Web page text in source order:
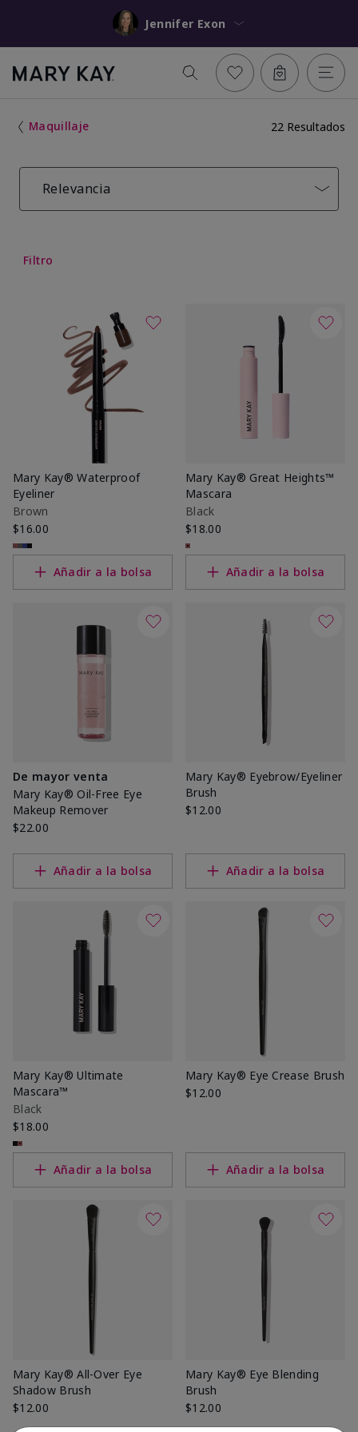
Jennifer Exon
Maquillaje 22 Resultados
Relevancia
Filtro
Mary Kay® Waterproof
Eyeliner
Brown
$16.00
Añadir a la bolsa
Mary Kay® Great Heights™
Mascara
Black
$18.00
Añadir a la bolsa
De mayor venta
Mary Kay® Oil-Free Eye
Makeup Remover
$22.00
Añadir a la bolsa
Mary Kay® Eyebrow/Eyeliner
Brush
$12.00
Añadir a la bolsa
Mary Kay® Ultimate
Mascara™
Black
$18.00
Añadir a la bolsa
Mary Kay® Eye Crease Brush
$12.00
Añadir a la bolsa
Mary Kay® All-Over Eye
Shadow Brush
$12.00
Mary Kay® Eye Blending
Brush
$12.00